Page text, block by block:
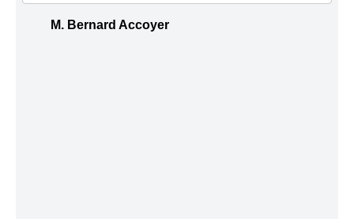
M. Bernard Accoyer